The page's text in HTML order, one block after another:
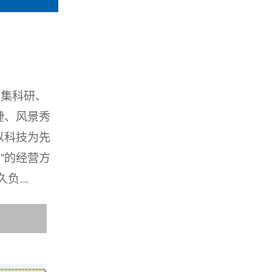
科研、
、风景秀
科技为先
的经营方
负...